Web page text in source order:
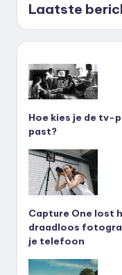
Laatste
Hoe kies je de tv-
past?
Capture One lost
draadloos
je telefoon